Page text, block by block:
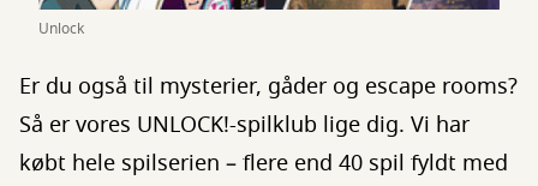
Unlock
Er du også til mysterier, gåder og escape rooms?
Så er vores UNLOCK!-spilklub lige dig. Vi har
købt hele spilserien – flere end 40 spil fyldt med